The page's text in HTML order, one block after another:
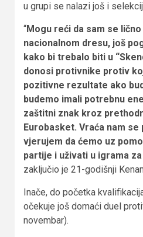
u grupi se nalazi još i
“Mogu reći da sam se
nacionalnom dresu, još
kako bi trebalo biti u
donosi protivnike protiv
pozitivne rezultate ako
budemo imali potrebnu
zaštitni znak kroz
Eurobasket. Vraća nam
vjerujem da ćemo uz
partije i uživati u igrama
zaključio je 21-godišnji
Inače, do početka
očekuje još domaći duel
novembar).